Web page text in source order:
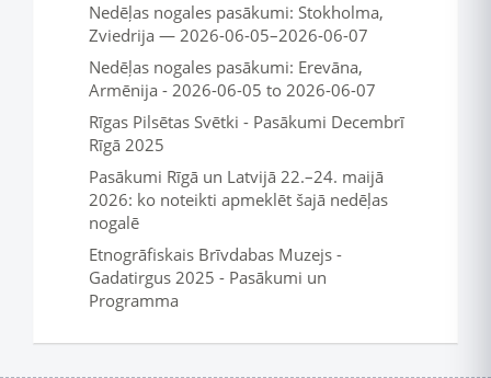
Nedēļas nogales pasākumi: Stokholma,
Zviedrija — 2026-06-05–2026-06-07
Nedēļas nogales pasākumi: Erevāna,
Armēnija - 2026-06-05 to 2026-06-07
Rīgas Pilsētas Svētki - Pasākumi Decembrī
Rīgā 2025
Pasākumi Rīgā un Latvijā 22.–24. maijā
2026: ko noteikti apmeklēt šajā nedēļas
nogalē
Etnogrāfiskais Brīvdabas Muzejs -
Gadatirgus 2025 - Pasākumi un
Programma